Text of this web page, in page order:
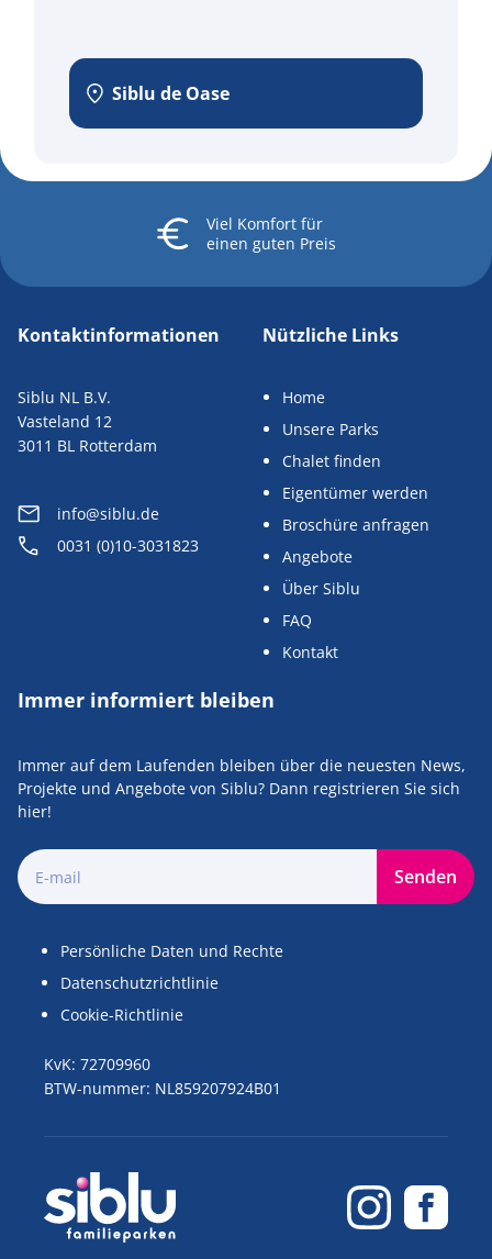
Siblu de Oase
Viel Komfortfür
einen guten Preis
Kontaktinformationen
Siblu NL B.V.
Vasteland 12
3011 BL Rotterdam
info@siblu.de
0031 (0)10-3031823
Nützliche Links
Home
Unsere Parks
Chalet finden
Eigentümer werden
Broschüre anfragen
Angebote
Über Siblu
FAQ
Kontakt
Immer informiert bleiben
Immer auf dem Laufenden bleiben über die neuesten News,
Projekte und Angebote von Siblu? Dann registrieren Sie sich
hier!
Senden
KvK: 72709960
BTW-nummer: NL859207924B01
Persönliche Daten und Rechte
Datenschutzrichtlinie
Cookie-Richtlinie